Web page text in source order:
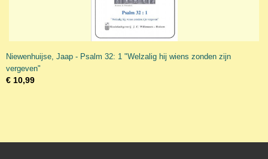
Niewenhuijse, Jaap - Psalm 32: 1 "Welzalig hij wiens zonden zijn
vergeven"
€ 10,99